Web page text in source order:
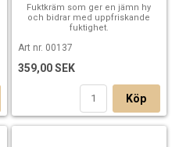
Fuktkräm som ger en jämn hy
och bidrar med uppfriskande
fuktighet.
Art nr. 00137
359,00 SEK
Köp